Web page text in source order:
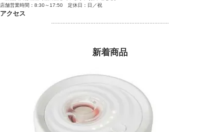
店舗営業時間：8:30～17:50 定休日：日／祝
アクセス
新着商品